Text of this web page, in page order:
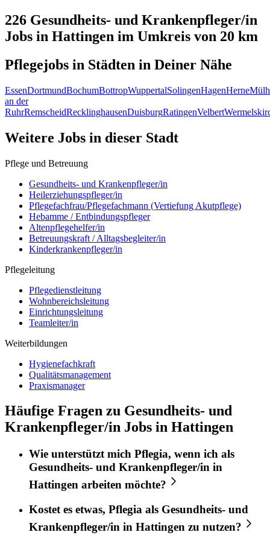
226 Gesundheits- und Krankenpfleger/in
Jobs in Hattingen im Umkreis von 20 km
Pflegejobs in Städten in Deiner Nähe
EssenDortmundBochumBottropWuppertalSolingenHagenHerne
an der
RuhrRemscheidRecklinghausenDuisburgRatingenVelbert
Weitere Jobs in dieser Stadt
Pflege und Betreuung
Gesundheits- und Krankenpfleger/in
Heilerziehungspfleger/in
Pflegefachfrau/Pflegefachmann (Vertiefung Akutpflege)
Hebamme / Entbindungspfleger
Altenpflegehelfer/in
Betreuungskraft / Alltagsbegleiter/in
Kinderkrankenpfleger/in
Pflegeleitung
Pflegedienstleitung
Wohnbereichsleitung
Einrichtungsleitung
Teamleiter/in
Weiterbildungen
Hygienefachkraft
Qualitätsmanagement
Praxismanager
Häufige Fragen zu Gesundheits- und
Krankenpfleger/in Jobs in Hattingen
Wie unterstützt mich Pflegia, wenn ich als
Gesundheits- und Krankenpfleger/in in
Hattingen arbeiten möchte?
Kostet es etwas, Pflegia als Gesundheits- und
Krankenpfleger/in in Hattingen zu nutzen?